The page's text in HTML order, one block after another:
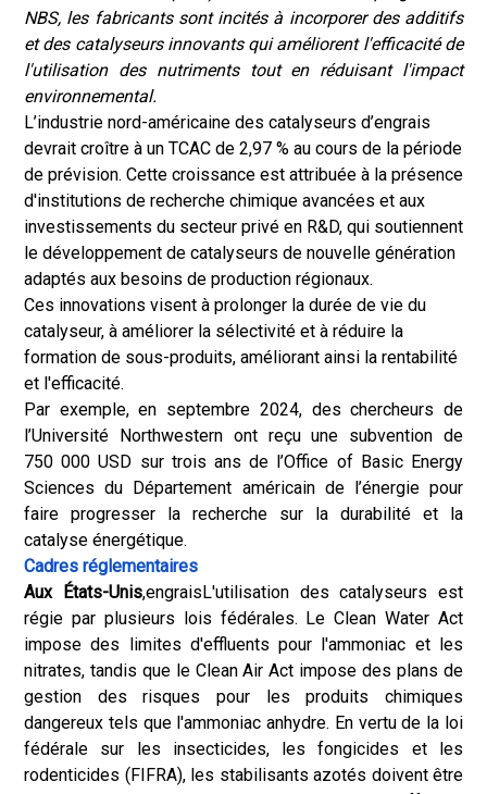
NBS, les fabricants sont incités à incorporer des additifs
et des catalyseurs innovants qui améliorent l'efficacité de
l'utilisation des nutriments tout en réduisant l'impact
environnemental.
L’industrie nord-américaine des catalyseurs d’engrais
devrait croître à un TCAC de 2,97 % au cours de la période
de prévision. Cette croissance est attribuée à la présence
d'institutions de recherche chimique avancées et aux
investissements du secteur privé en R&D, qui soutiennent
le développement de catalyseurs de nouvelle génération
adaptés aux besoins de production régionaux.
Ces innovations visent à prolonger la durée de vie du
catalyseur, à améliorer la sélectivité et à réduire la
formation de sous-produits, améliorant ainsi la rentabilité
et l'efficacité.
Par exemple, en septembre 2024, des chercheurs de
l’Université Northwestern ont reçu une subvention de
750 000 USD sur trois ans de l’Office of Basic Energy
Sciences du Département américain de l’énergie pour
faire progresser la recherche sur la durabilité et la
catalyse énergétique.
Cadres réglementaires
Aux États-Unis,engraisL'utilisation des catalyseurs est
régie par plusieurs lois fédérales. Le Clean Water Act
impose des limites d'effluents pour l'ammoniac et les
nitrates, tandis que le Clean Air Act impose des plans de
gestion des risques pour les produits chimiques
dangereux tels que l'ammoniac anhydre. En vertu de la loi
fédérale sur les insecticides, les fongicides et les
rodenticides (FIFRA), les stabilisants azotés doivent être